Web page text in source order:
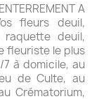
A
fleurs deuil,
raquette deuil,
fleuriste le plus
à domicile, au
de Culte, au
Crématorium,